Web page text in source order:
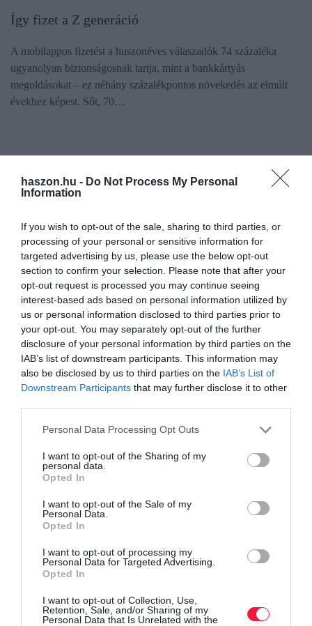
haszon.hu - Do Not Process My Personal
Information
If you wish to opt-out of the sale, sharing to third parties, or
processing of your personal or sensitive information for
targeted advertising by us, please use the below opt-out
section to confirm your selection. Please note that after your
opt-out request is processed you may continue seeing
interest-based ads based on personal information utilized by
us or personal information disclosed to third parties prior to
your opt-out. You may separately opt-out of the further
disclosure of your personal information by third parties on the
IAB’s list of downstream participants. This information may
also be disclosed by us to third parties on the IAB’s List of
Downstream Participants that may further disclose it to other
Please note that this website/app uses one or more Google
not limited to your visit or usage behaviour. You may click to
grant or deny consent to Google and its third-party tags to
use your data for below specified purposes in below Google
consent section.
Personal Data Processing Opt Outs
I want to opt-out of the Sharing of my
personal data.
Opted In
I want to opt-out of the Sale of my
Personal Data.
Opted In
I want to opt-out of processing my
Personal Data for Targeted Advertising.
Opted In
I want to opt-out of Collection, Use,
Retention, Sale, and/or Sharing of my
Personal Data that Is Unrelated with the
Így fizet a Z generáció
A mobilappos fizetést a huszonéves válaszadók 74 százaléka
ugyanolyan biztonságosnak tartja, mint a bankkártyás
megoldásokat – ez néhány százalékpontos növekedés az elmúlt
évekhez képest. Sőt, 70…
A 19-29 évesek közel felének egyáltalán nincs megtakarítása.
hónapig finanszírozni az életét bevétel nélkül – derül ki a K&H